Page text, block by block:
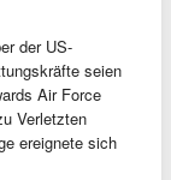
der US-
seien
Air Force
Verletzten
ereignete sich